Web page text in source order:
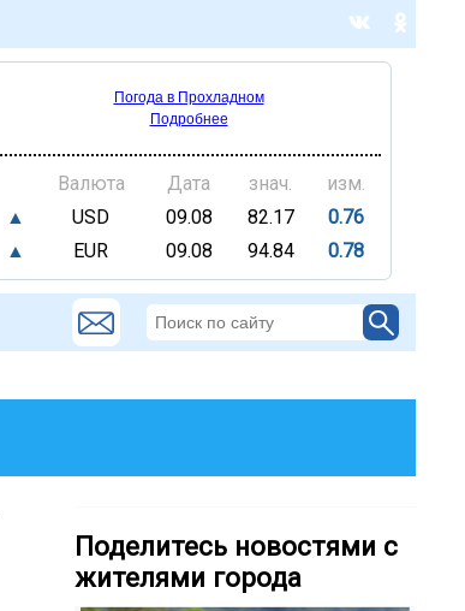
Погода в Прохладном
Подробнее
Валюта Дата знач.
изм.
▲
USD 09.08 82.17
0.76
▲
EUR 09.08 94.84 0.78
Поделитесь новостями с
жителями города